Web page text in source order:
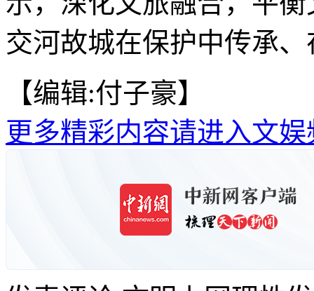
交河故城在保护中传承
【编辑:付子豪】
更多精彩内容请进入文娱